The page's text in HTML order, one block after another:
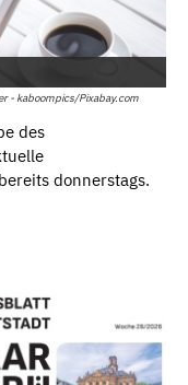
- kaboompics/Pixabay.com
des
donnerstags.